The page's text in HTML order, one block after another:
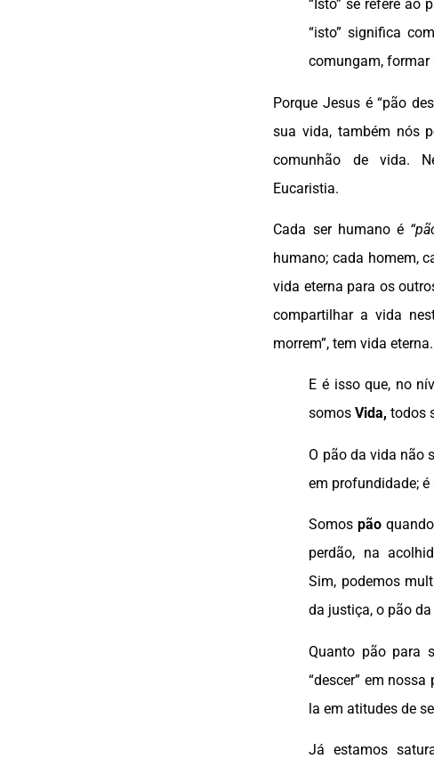
“Isto” se refere ao
“isto” significa
comungam, formar
Porque Jesus é “pão
sua vida, também nós
comunhão de vida.
Eucaristia.
Cada ser humano é
humano; cada homem,
vida eterna para os
compartilhar a vida
morrem”, tem vida eterna.
E é isso que, no
somosVida, todos
O pão da vida não
em profundidade;
Somospão
perdão, na
Sim, podemos
da justiça, o pão
Quanto pão para
“descer” em
la em atitudes de
Já estamos